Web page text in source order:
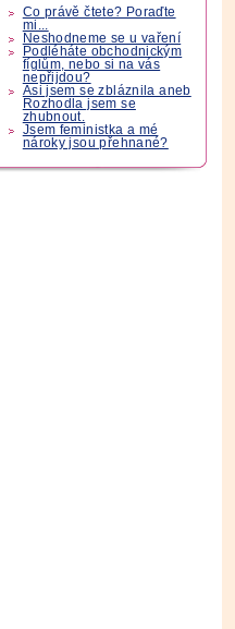
Co právě čtete? Poraďte
mi...
Neshodneme se u vaření
Podléháte obchodnickým
fíglům, nebo si na vás
nepřijdou?
Asi jsem se zbláznila aneb
Rozhodla jsem se
zhubnout.
Jsem feministka a mé
nároky jsou přehnané?